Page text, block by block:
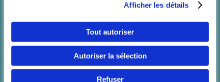
Afficher les détails
Tout autoriser
Autoriser la sélection
Refuser
Et bien d'autres !
Tester le réseau
Langue